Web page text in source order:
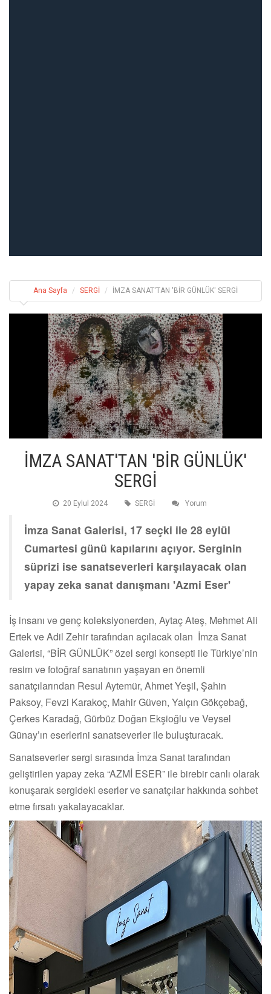
Ana Sayfa SERGİ İMZA SANAT'TAN 'BİR GÜNLÜK' SERGİ
İMZA SANAT'TAN 'BİR GÜNLÜK'
SERGİ
20 Eylul 2024 SERGİ Yorum
İmza Sanat Galerisi, 17 seçki ile 28 eylül
Cumartesi günü kapılarını açıyor. Serginin
süprizi ise sanatseverleri karşılayacak olan
yapay zeka sanat danışmanı 'Azmi Eser'
İş insanı ve genç koleksiyonerden, Aytaç Ateş, Mehmet Ali
Ertek ve Adil Zehir tarafından açılacak olan İmza Sanat
Galerisi, “BİR GÜNLÜK” özel sergi konsepti ile Türkiye’nin
resim ve fotoğraf sanatının yaşayan en önemli
sanatçılarından Resul Aytemür, Ahmet Yeşil, Şahin
Paksoy, Fevzi Karakoç, Mahir Güven, Yalçın Gökçebağ,
Çerkes Karadağ, Gürbüz Doğan Ekşioğlu ve Veysel
Günay’ın eserlerini sanatseverler ile buluşturacak.
Sanatseverler sergi sırasında İmza Sanat tarafından
geliştirilen yapay zeka “AZMİ ESER” ile birebir canlı olarak
konuşarak sergideki eserler ve sanatçılar hakkında sohbet
etme fırsatı yakalayacaklar.